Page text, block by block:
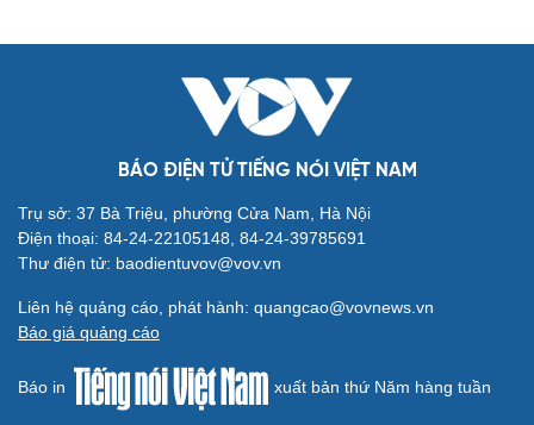
BÁO ĐIỆN TỬ TIẾNG NÓI VIỆT NAM
Trụ sở: 37 Bà Triệu, phường Cửa Nam, Hà Nội
Điện thoại: 84-24-22105148, 84-24-39785691
Thư điện tử: baodientuvov@vov.vn
Liên hệ quảng cáo, phát hành: quangcao@vovnews.vn
Báo giá quảng cáo
Báo in xuất bản thứ Năm hàng tuần